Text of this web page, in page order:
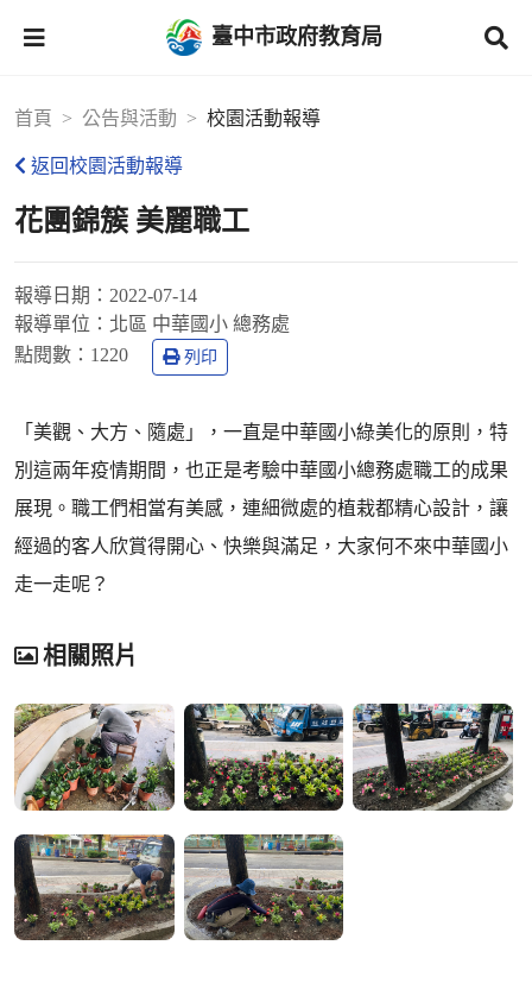
臺中市政府教育局
首頁 公告與活動 校園活動報導
返回校園活動報導
花團錦簇 美麗職工
報導日期： 2022-07-14
報導單位： 北區 中華國小 總務處
點閱數： 1220 列印
「美觀、大方、隨處」，一直是中華國小綠美化的原則，特
別這兩年疫情期間，也正是考驗中華國小總務處職工的成果
展現。職工們相當有美感，連細微處的植栽都精心設計，讓
經過的客人欣賞得開心、快樂與滿足，大家何不來中華國小
走一走呢？
相關照片